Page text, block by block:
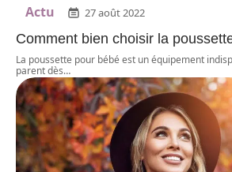
Actu 27 août 2022
Comment bien choisir la
La poussette pour bébé est un équipement
parent dès…